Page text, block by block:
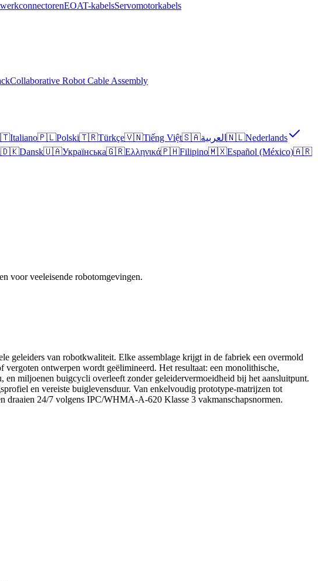
EOAT-kabelsServomotorkabels
Collaborative Robot Cable Assembly
Italiano🇵🇱Polski🇹🇷Türkçe🇻🇳Tiếng Việt🇸🇦العربية 🇳🇱Nederlands
🇩🇰Dansk🇺🇦Українська🇬🇷Ελληνικά🇵🇭Filipino🇲🇽Español (México)🇦🇷
voor veeleisende robotomgevingen.
geleiders van robotkwaliteit. Elke assemblage krijgt in de fabriek een overmold
ontwerpen wordt geëlimineerd. Het resultaat: een monolithische,
miljoenen buigcycli overleeft zonder geleidervermoeidheid bij het aansluitpunt.
en vereiste buiglevensduur. Van enkelvoudig prototype-matrijzen tot
draaien 24/7 volgens IPC/WHMA-A-620 Klasse 3 vakmanschapsnormen.